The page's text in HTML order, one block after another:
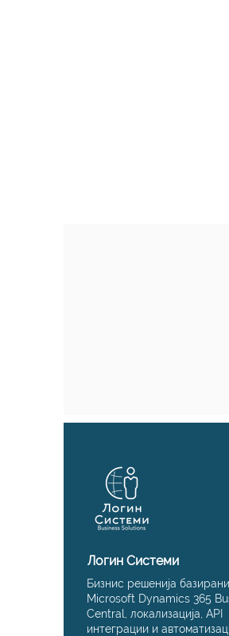
Логин Системи
Бизнис решенија
Microsoft Dynamics 365
Central, локализација, API
интеграции и